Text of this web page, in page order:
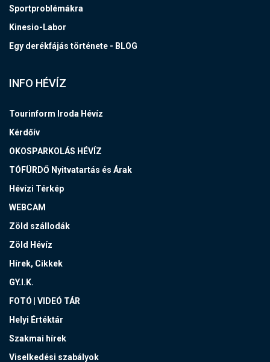
Sportproblémákra
Kinesio-Labor
Egy derékfájás története - BLOG
INFO HÉVÍZ
Tourinform Iroda Hévíz
Kérdőív
OKOSPARKOLÁS HÉVÍZ
TÓFÜRDŐ Nyitvatartás és Árak
Hévízi Térkép
WEBCAM
Zöld szállodák
Zöld Hévíz
Hírek, Cikkek
GY.I.K.
FOTÓ | VIDEÓ TÁR
Helyi Értéktár
Szakmai hírek
Viselkedési szabályok